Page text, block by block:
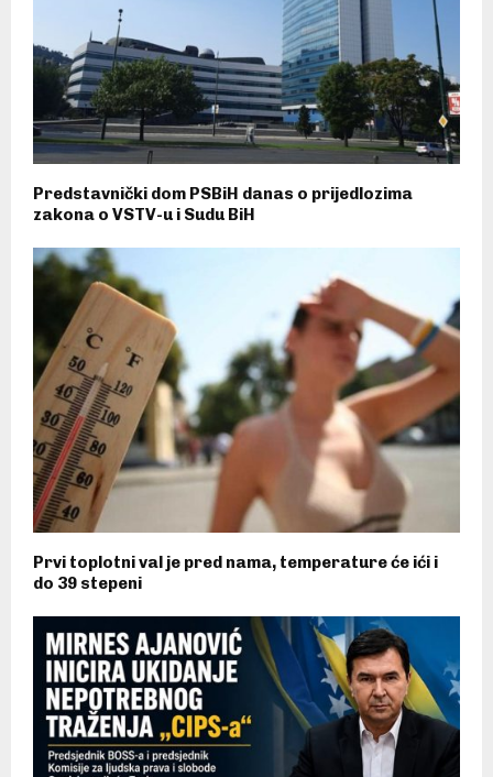
Predstavnički dom PSBiH danas o prijedlozima
zakona o VSTV-u i Sudu BiH
Prvi toplotni val je pred nama, temperature će ići i
do 39 stepeni